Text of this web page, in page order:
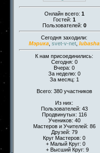
Онлайн всего: 1
Гостей: 1
Пользователей: 0
Сегодня заходили:
Мэрика svet-v-net lubasha
К нам присоединились:
Сегодня: 0
Вчера: 0
За неделю: 0
За месяц: 1
Всего: 380 участников
Из них:
Пользователей: 43
Продвинутых: 116
Учеников: 40
Мастеров и Учителей: 86
Друзей: 79
Круг Мастеров: 0
+ Малый Круг: 0
+ Высший Круг: 9